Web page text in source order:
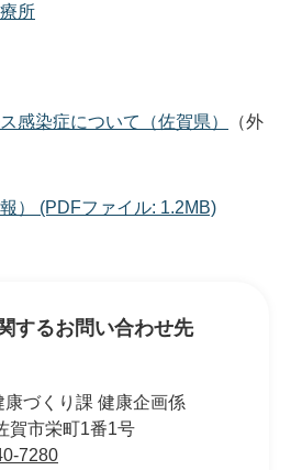
所
感染症について（佐賀県）
（外
） (PDFファイル: 1.2MB)
するお問い合わせ先
康づくり課 健康企画係
賀市栄町1番1号
7280